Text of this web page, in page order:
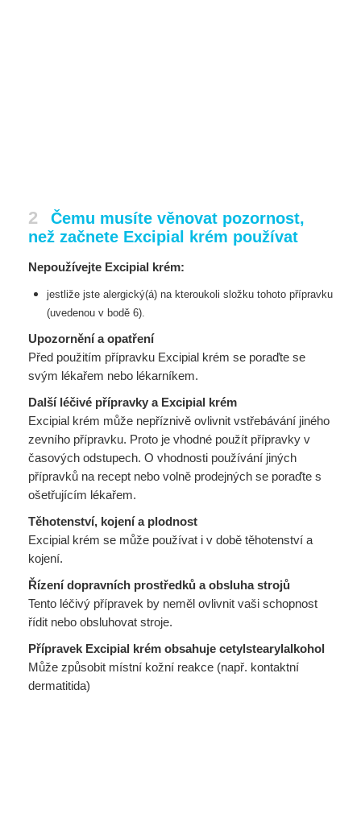
2
Čemu musíte věnovat pozornost,
než začnete Excipial krém používat
Nepoužívejte Excipial krém:
jestliže jste alergický(á) na kteroukoli složku tohoto přípravku
(uvedenou v bodě 6).
Upozornění a opatření
Před použitím přípravku Excipial krém se poraďte se
svým lékařem nebo lékarníkem.
Další léčivé přípravky a Excipial krém
Excipial krém může nepříznivě ovlivnit vstřebávání jiného
zevního přípravku. Proto je vhodné použít přípravky v
časových odstupech. O vhodnosti používání jiných
přípravků na recept nebo volně prodejných se poraďte s
ošetřujícím lékařem.
Těhotenství, kojení a plodnost
Excipial krém se může používat i v době těhotenství a
kojení.
Řízení dopravních prostředků a obsluha strojů
Tento léčivý přípravek by neměl ovlivnit vaši schopnost
řídit nebo obsluhovat stroje.
Přípravek Excipial krém obsahuje cetylstearylalkohol
Může způsobit místní kožní reakce (např. kontaktní
dermatitida)